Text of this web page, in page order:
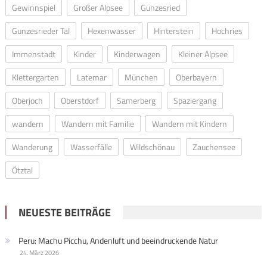
Gewinnspiel
Großer Alpsee
Gunzesried
Gunzesrieder Tal
Hexenwasser Hinterstein
Hochries
Immenstadt
Kinder Kinderwagen
Kleiner Alpsee
Klettergarten
Latemar München
Oberbayern
Oberjoch
Oberstdorf Samerberg
Spaziergang
wandern
Wandern mit Familie
Wandern mit Kindern
Wanderung
Wasserfälle Wildschönau
Zauchensee
Ötztal
NEUESTE BEITRÄGE
Peru: Machu Picchu, Andenluft und beeindruckende Natur
24. März 2026